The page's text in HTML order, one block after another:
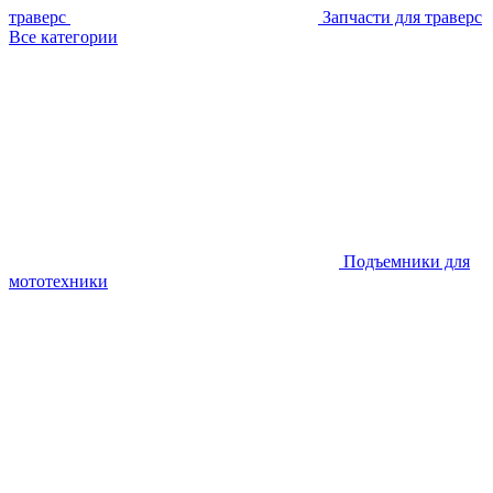
траверс
Запчасти для траверс
Все категории
Подъемники для
мототехники